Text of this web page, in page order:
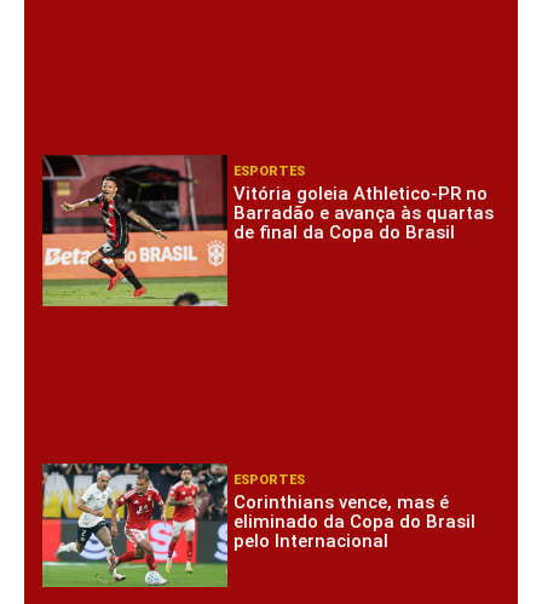
ESPORTES
Vitória goleia Athletico-PR no
Barradão e avança às quartas
de final da Copa do Brasil
ESPORTES
Corinthians vence, mas é
eliminado da Copa do Brasil
pelo Internacional